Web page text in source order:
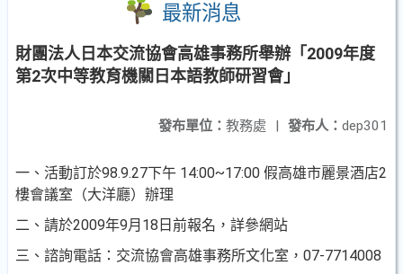
最新消息
財團法人日本交流協會高雄事務所舉辦「2009年度
第2次中等教育機關日本語教師研習會」
發布人： dep301
發布單位： 教務處 |
一、活動訂於98.9.27下午 14:00~17:00 假高雄市麗景酒店2
樓會議室（大洋廳）辦理
二、請於2009年9月18日前報名，詳參網站
三、諮詢電話：交流協會高雄事務所文化室，07-7714008